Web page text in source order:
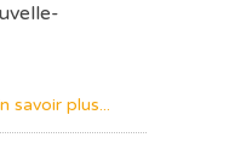
savoir plus...